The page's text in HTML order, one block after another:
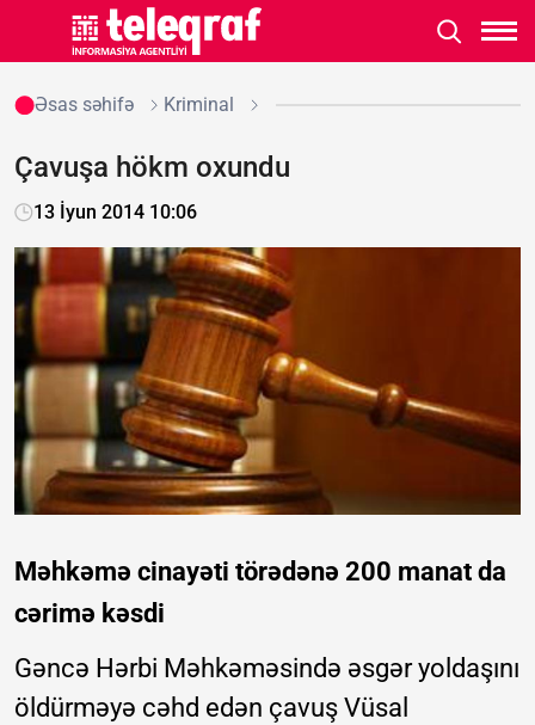
Əsas səhifə Kriminal
Çavuşa hökm oxundu
13 İyun 2014 10:06
Məhkəmə cinayəti törədənə 200 manat da
cərimə kəsdi
Gəncə Hərbi Məhkəməsində əsgər yoldaşını
öldürməyə cəhd edən çavuş Vüsal